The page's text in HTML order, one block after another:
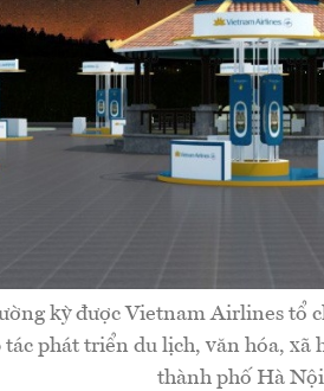
kỳ được Vietnam Airlines tổ
phát triển du lịch, văn hóa,
thành phố Hà